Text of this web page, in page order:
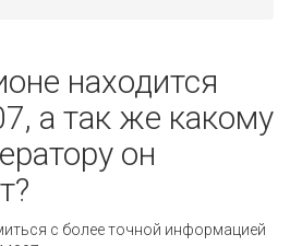
находится
а так же какому
он
с более точной информацией